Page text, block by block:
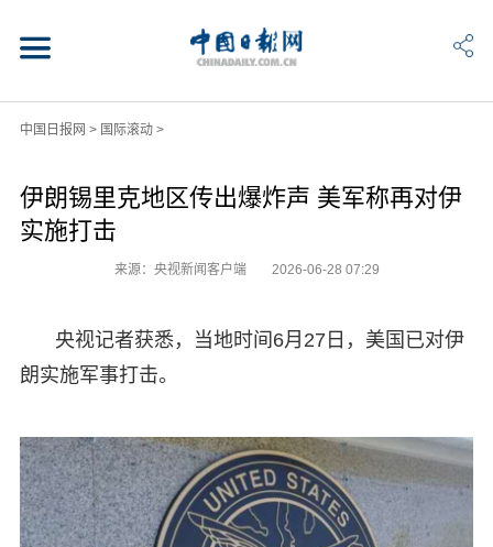
中国日报网 > 国际滚动>
伊朗锡里克地区传出爆炸声 美军称再对伊
实施打击
来源：央视新闻客户端 2026-06-28 07:29
央视记者获悉，当地时间6月27日，美国已对伊
朗实施军事打击。